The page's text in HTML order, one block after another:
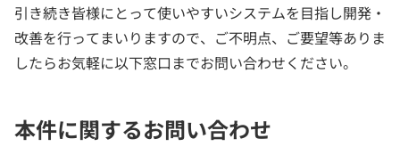
引き続き皆様にとって使いやすいシステムを目指し開発・
改善を行ってまいりますので、ご不明点、ご要望等ありま
したらお気軽に以下窓口までお問い合わせください。
本件に関するお問い合わせ